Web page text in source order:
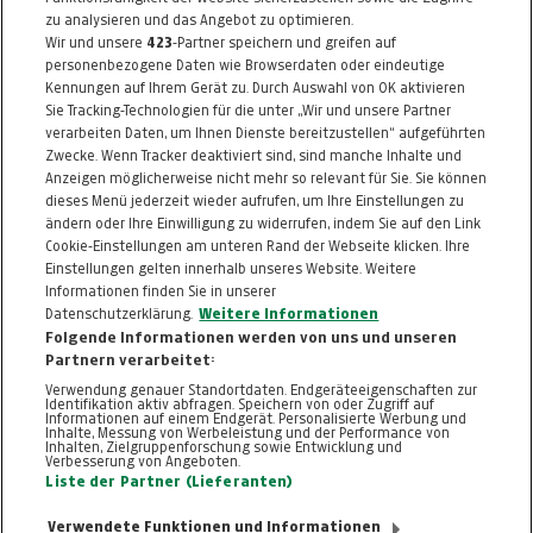
ab nur€ 160,00
Artikel 39778 statt€ 200,00 Artikel beendet
ZURÜCK NACH
OBEN
FAQ HILFE IMPRESSUM
KONTAKT DATENSCHUTZ
zu analysieren und das Angebot zu optimieren.
Wir und unsere 423-Partner speichern und greifen auf
personenbezogene Daten wie Browserdaten oder eindeutige
Kennungen auf Ihrem Gerät zu. Durch Auswahl von OK aktivieren
Sie Tracking-Technologien für die unter „Wir und unsere Partner
verarbeiten Daten, um Ihnen Dienste bereitzustellen“ aufgeführten
Zwecke. Wenn Tracker deaktiviert sind, sind manche Inhalte und
Anzeigen möglicherweise nicht mehr so relevant für Sie. Sie können
dieses Menü jederzeit wieder aufrufen, um Ihre Einstellungen zu
ändern oder Ihre Einwilligung zu widerrufen, indem Sie auf den Link
Cookie-Einstellungen am unteren Rand der Webseite klicken. Ihre
Einstellungen gelten innerhalb unseres Website. Weitere
Informationen finden Sie in unserer
Datenschutzerklärung.
Weitere Informationen
Folgende Informationen werden von uns und unseren
Partnern verarbeitet:
Verwendung genauer Standortdaten. Endgeräteeigenschaften zur
Identifikation aktiv abfragen. Speichern von oder Zugriff auf
Informationen auf einem Endgerät. Personalisierte Werbung und
Inhalte, Messung von Werbeleistung und der Performance von
Inhalten, Zielgruppenforschung sowie Entwicklung und
Verbesserung von Angeboten.
Liste der Partner (Lieferanten)
Verwendete Funktionen und Informationen